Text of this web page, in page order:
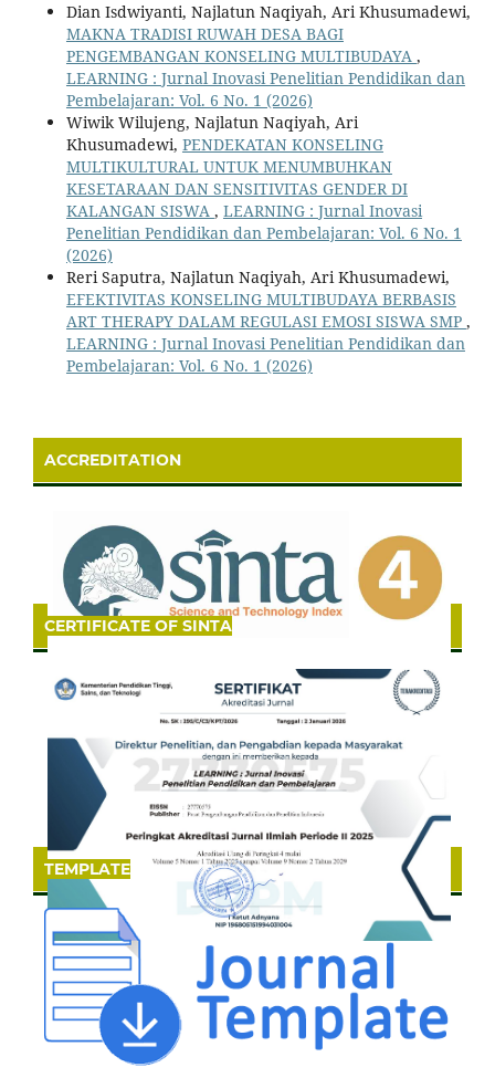
Dian Isdwiyanti, Najlatun Naqiyah, Ari Khusumadewi,
MAKNA TRADISI RUWAH DESA BAGI
PENGEMBANGAN KONSELING MULTIBUDAYA ,
LEARNING : Jurnal Inovasi Penelitian Pendidikan dan
Pembelajaran: Vol. 6 No. 1 (2026)
Wiwik Wilujeng, Najlatun Naqiyah, Ari
Khusumadewi, PENDEKATAN KONSELING
MULTIKULTURAL UNTUK MENUMBUHKAN
KESETARAAN DAN SENSITIVITAS GENDER DI
KALANGAN SISWA , LEARNING : Jurnal Inovasi
Penelitian Pendidikan dan Pembelajaran: Vol. 6 No. 1
(2026)
Reri Saputra, Najlatun Naqiyah, Ari Khusumadewi,
EFEKTIVITAS KONSELING MULTIBUDAYA BERBASIS
ART THERAPY DALAM REGULASI EMOSI SISWA SMP ,
LEARNING : Jurnal Inovasi Penelitian Pendidikan dan
Pembelajaran: Vol. 6 No. 1 (2026)
ACCREDITATION
CERTIFICATE OF SINTA
TEMPLATE